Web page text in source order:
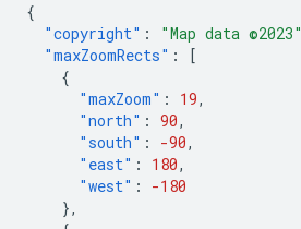
{
"copyright" : "Map data ©2023"
"maxZoomRects" :
[
{
"maxZoom" : 19,
"north" : 90,
"south" : -90,
"east" : 180,
"west" :
-180
},